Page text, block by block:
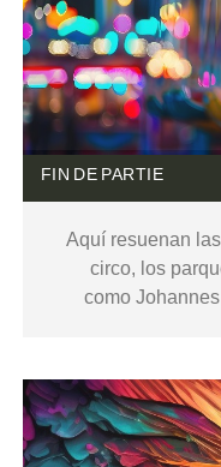
FIN DE PARTIE
Aquí resuenan
circo, los
como